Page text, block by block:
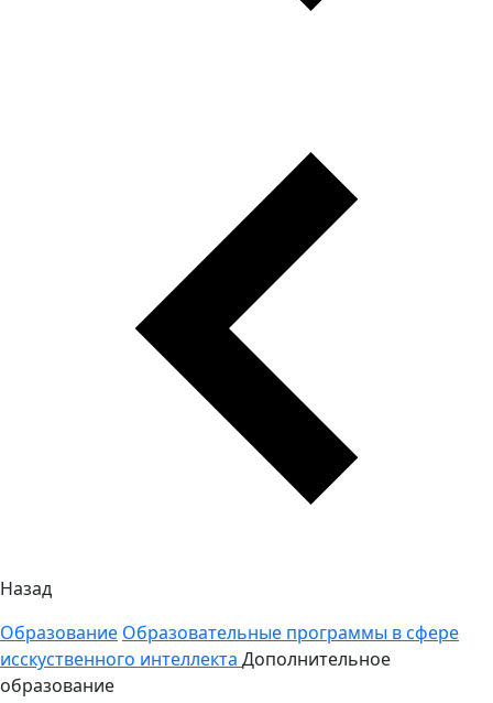
Назад
Образование Образовательные программы в сфере
исскуственного интеллекта Дополнительное
образование